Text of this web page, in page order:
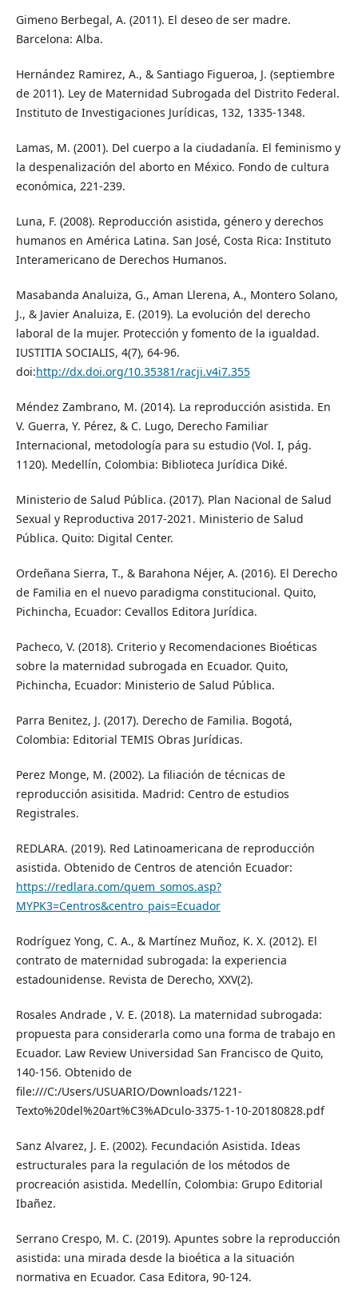
Gimeno Berbegal, A. (2011). El deseo de ser madre.
Barcelona: Alba.
Hernández Ramirez, A., & Santiago Figueroa, J. (septiembre
de 2011). Ley de Maternidad Subrogada del Distrito Federal.
Instituto de Investigaciones Jurídicas, 132, 1335-1348.
Lamas, M. (2001). Del cuerpo a la ciudadanía. El feminismo y
la despenalización del aborto en México. Fondo de cultura
económica, 221-239.
Luna, F. (2008). Reproducción asistida, género y derechos
humanos en América Latina. San José, Costa Rica: Instituto
Interamericano de Derechos Humanos.
Masabanda Analuiza, G., Aman Llerena, A., Montero Solano,
J., & Javier Analuiza, E. (2019). La evolución del derecho
laboral de la mujer. Protección y fomento de la igualdad.
IUSTITIA SOCIALIS, 4(7), 64-96.
doi:http://dx.doi.org/10.35381/racji.v4i7.355
Méndez Zambrano, M. (2014). La reproducción asistida. En
V. Guerra, Y. Pérez, & C. Lugo, Derecho Familiar
Internacional, metodología para su estudio (Vol. I, pág.
1120). Medellín, Colombia: Biblioteca Jurídica Diké.
Ministerio de Salud Pública. (2017). Plan Nacional de Salud
Sexual y Reproductiva 2017-2021. Ministerio de Salud
Pública. Quito: Digital Center.
Ordeñana Sierra, T., & Barahona Néjer, A. (2016). El Derecho
de Familia en el nuevo paradigma constitucional. Quito,
Pichincha, Ecuador: Cevallos Editora Jurídica.
Pacheco, V. (2018). Criterio y Recomendaciones Bioéticas
sobre la maternidad subrogada en Ecuador. Quito,
Pichincha, Ecuador: Ministerio de Salud Pública.
Parra Benitez, J. (2017). Derecho de Familia. Bogotá,
Colombia: Editorial TEMIS Obras Jurídicas.
Perez Monge, M. (2002). La filiación de técnicas de
reproducción asisitida. Madrid: Centro de estudios
Registrales.
REDLARA. (2019). Red Latinoamericana de reproducción
asistida. Obtenido de Centros de atención Ecuador:
https://redlara.com/quem_somos.asp?
MYPK3=Centros&centro_pais=Ecuador
Rodríguez Yong, C. A., & Martínez Muñoz, K. X. (2012). El
contrato de maternidad subrogada: la experiencia
estadounidense. Revista de Derecho, XXV(2).
Rosales Andrade , V. E. (2018). La maternidad subrogada:
propuesta para considerarla como una forma de trabajo en
Ecuador. Law Review Universidad San Francisco de Quito,
140-156. Obtenido de
file:///C:/Users/USUARIO/Downloads/1221-
Texto%20del%20art%C3%ADculo-3375-1-10-20180828.pdf
Sanz Alvarez, J. E. (2002). Fecundación Asistida. Ideas
estructurales para la regulación de los métodos de
procreación asistida. Medellín, Colombia: Grupo Editorial
Ibañez.
Serrano Crespo, M. C. (2019). Apuntes sobre la reproducción
asistida: una mirada desde la bioética a la situación
normativa en Ecuador. Casa Editora, 90-124.